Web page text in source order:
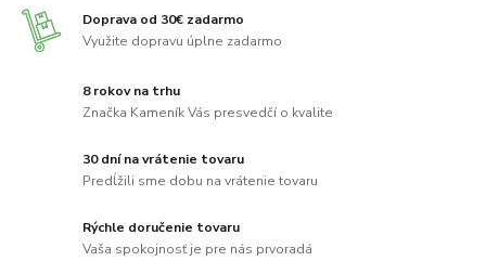
Doprava od 30€ zadarmo
Využite dopravu úplne zadarmo
8 rokov na trhu
Značka Kameník Vás presvedčí o kvalite
30 dní na vrátenie tovaru
Predĺžili sme dobu na vrátenie tovaru
Rýchle doručenie tovaru
Vaša spokojnosť je pre nás prvoradá